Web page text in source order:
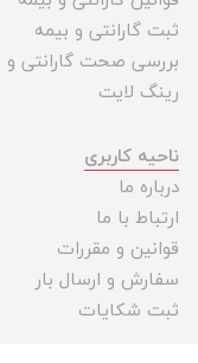
ثبت گارانتی و بیمه
بررسی صحت گارانتی و
رینگ لایت
ناحیه کاربری
درباره ما
ارتباط با ما
قوانین و مقررات
سفارش و ارسال بار
ثبت شکایات